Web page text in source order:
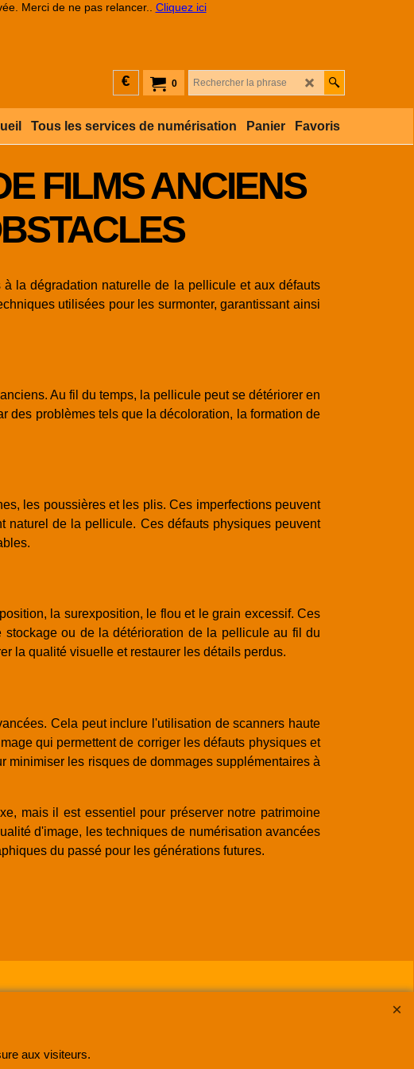
Merci de ne pas relancer.. Cliquez ici
0
€
Tous les services de numérisation Panier Favoris
FILMS ANCIENS
la dégradation naturelle de la pellicule et aux défauts
utilisées pour les surmonter, garantissant ainsi
Au fil du temps, la pellicule peut se détériorer en
des problèmes tels que la décoloration, la formation de
les poussières et les plis. Ces imperfections peuvent
naturel de la pellicule. Ces défauts physiques peuvent
la surexposition, le flou et le grain excessif. Ces
ou de la détérioration de la pellicule au fil du
la qualité visuelle et restaurer les détails perdus.
Cela peut inclure l'utilisation de scanners haute
qui permettent de corriger les défauts physiques et
les risques de dommages supplémentaires à
mais il est essentiel pour préserver notre patrimoine
d'image, les techniques de numérisation avancées
du passé pour les générations futures.
aux visiteurs.